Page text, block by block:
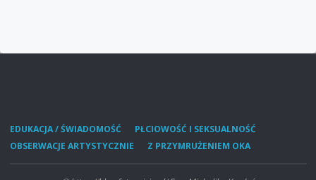
EDUKACJA / ŚWIADOMOŚĆ
PŁCIOWOŚĆ I SEKSUALNOŚĆ
OBSERWACJE ARTYSTYCZNIE
Z PRZYMRUŻENIEM OKA